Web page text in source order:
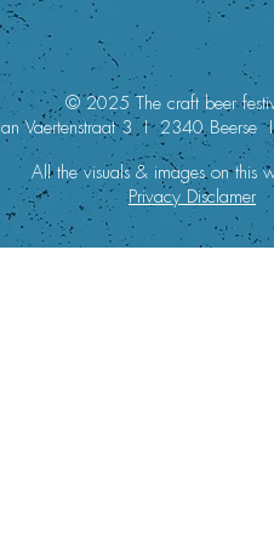
© 2025 The craft beer
Jan Vaertenstraat 3 I 2340
All the visuals & images on this
Privacy Disclamer